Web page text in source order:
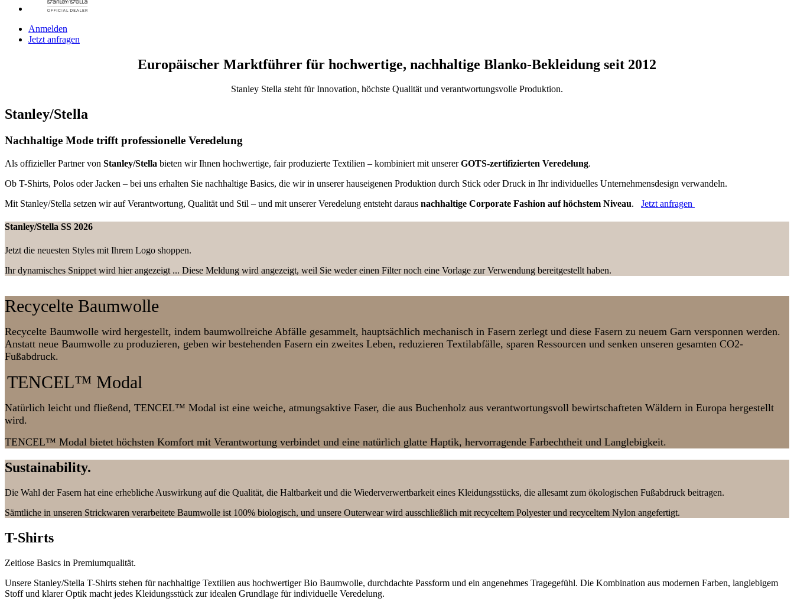
Anmelden
Jetzt anfragen
Europäischer Marktführer für hochwertige, nachhaltige Blanko-Bekleidung seit 2012
Stanley Stella steht für Innovation, höchste ​Qualität und verantwortungsvolle Produktion.
Stanley/Stella
Nachhaltige Mode trifft professionelle Veredelung
Als offizieller Partner von Stanley/Stella bieten wir Ihnen hochwertige, fair produzierte Textilien – kombiniert mit unsererGOTS-zertifizierten Veredelung.
Ob T-Shirts, Polos oder Jacken – bei uns erhalten Sie nachhaltige Basics, die wir in unserer hauseigenen Produktion durch Stick oder Druck in Ihr individuelles Unternehmensdesign verwandeln.
Mit Stanley/Stella setzen wir auf Verantwortung, Qualität und Stil – und mit unserer Veredelung entsteht daraus nachhaltige Corporate Fashion auf höchstem Niveau. Jetzt anfragen
Stanley/Stella SS 2026
Jetzt die neuesten Styles mit Ihrem Logo shoppen.
Ihr dynamisches Snippet wird hier angezeigt ... Diese Meldung wird angezeigt, weil Sie weder einen Filter noch eine Vorlage zur Verwendung bereitgestellt haben.
Recycelte Baumwolle
Recycelte Baumwolle wird hergestellt, indem baumwollreiche Abfälle gesammelt, hauptsächlich mechanisch in Fasern zerlegt und diese Fasern zu neuem Garn versponnen werden.
Anstatt neue Baumwolle zu produzieren, geben wir bestehenden Fasern ein zweites Leben, reduzieren Textilabfälle, sparen Ressourcen und senken unseren gesamten CO2-
Fußabdruck.
TENCEL™ Modal
Natürlich leicht und fließend, TENCEL™ Modal ist eine weiche, atmungsaktive Faser, die aus Buchenholz aus verantwortungsvoll bewirtschafteten Wäldern in Europa hergestellt
wird.
TENCEL™ Modal bietet höchsten Komfort mit Verantwortung verbindet und eine natürlich glatte Haptik, hervorragende Farbechtheit und Langlebigkeit.
Sustainability.
Die Wahl der Fasern hat eine erhebliche Auswirkung auf die Qualität, die Haltbarkeit und die Wiederverwertbarkeit eines Kleidungsstücks, die allesamt zum ökologischen Fußabdruck beitragen.​
Sämtliche in unseren Strickwaren verarbeitete Baumwolle ist 100% biologisch, und unsere Outerwear wird ausschließlich mit recyceltem Polyester und recyceltem Nylon angefertigt.
T-Shirts
Zeitlose Basics in Premiumqualität.
Unsere Stanley/Stella T-Shirts stehen für nachhaltige Textilien aus hochwertiger Bio Baumwolle, durchdachte Passform und ein angenehmes Tragegefühl. Die Kombination aus modernen Farben, langlebigem
Stoff und klarer Optik macht jedes Kleidungsstück zur idealen Grundlage für individuelle Veredelung.